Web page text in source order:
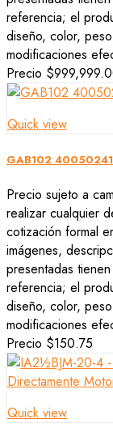
referencia; el
diseño, color,
modificaciones
Precio
Quick view
GAB102
Precio sujeto a
realizar cualquier
cotización formal
imágenes,
presentadas
referencia; el
diseño, color,
modificaciones
Precio $150.75
Quick view